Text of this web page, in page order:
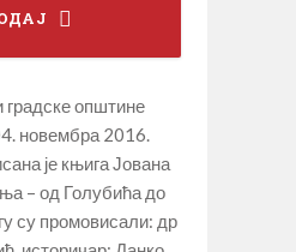
градске општине
новембра 2016.
је књига Јована
– од Голубића до
су промовисали: др